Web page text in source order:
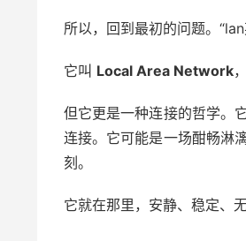
所以，回到最初的问题。
它叫 Local Area Network
但它更是一种连接的哲学。
连接。它可能是一场酣畅淋
刻。
它就在那里，安静、稳定、